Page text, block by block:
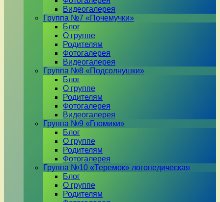
Видеогалерея
Группа №7 «Почемучки»
Блог
О группе
Родителям
Фотогалерея
Видеогалерея
Группа №8 «Подсолнушки»
Блог
О группе
Родителям
Фотогалерея
Видеогалерея
Группа №9 «Гномики»
Блог
О группе
Родителям
Фотогалерея
Группа №10 «Теремок» логопедическая
Блог
О группе
Родителям